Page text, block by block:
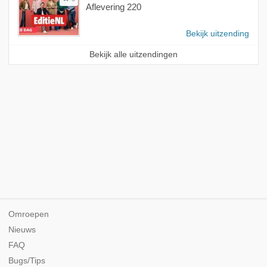
Aflevering 220
Bekijk uitzending
Bekijk alle uitzendingen
Omroepen
Nieuws
FAQ
Bugs/Tips